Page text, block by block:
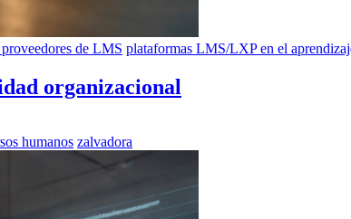
de LMS plataformas LMS/LXP en el
organizacional
humanos zalvadora